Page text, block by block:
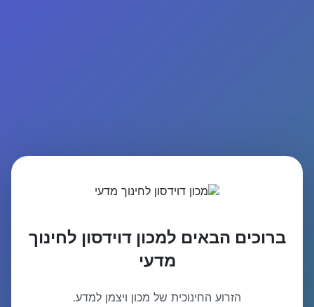
ברוכים הבאים למכון דוידסון לחינוך
מדעי
הזרוע החינוכית של מכון ויצמן למדע.